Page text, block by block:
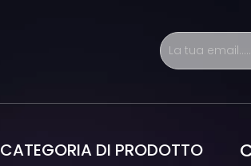
CATEGORIA DI PRODOTTO